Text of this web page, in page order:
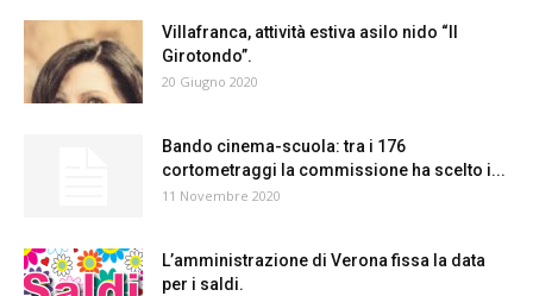
Villafranca, attività estiva asilo nido “Il
Girotondo”.
20 Giugno 2020
Bando cinema-scuola: tra i 176
cortometraggi la commissione ha scelto i...
11 Novembre 2020
L’amministrazione di Verona fissa la data
per i saldi.